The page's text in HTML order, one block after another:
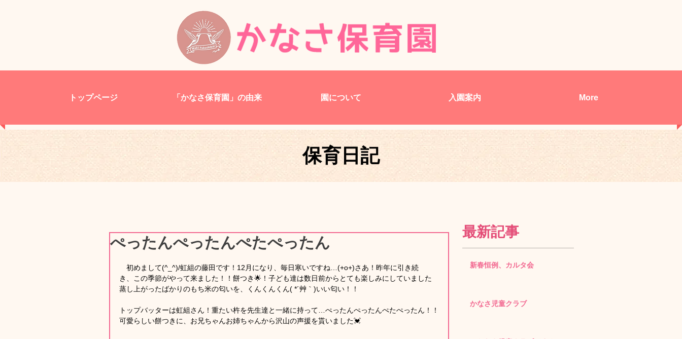
トップページ 「かなさ保育園」の由来 園について 入園案内 More
保育日記
ぺったんぺったんぺたぺったん
初めまして(^_^)/虹組の藤田です！12月になり、毎日寒いですね…(+o+)さあ！昨年に引き続
き、この季節がやって来ました！！餅つき🌟！子ども達は数日前からとても楽しみにしていました
蒸し上がったばかりのもち米の匂いを、くんくんくん( *´艸｀)いい匂い！！
トップバッターは虹組さん！重たい杵を先生達と一緒に持って…ぺったんぺったんぺたぺったん！！
可愛らしい餅つきに、お兄ちゃんお姉ちゃんから沢山の声援を貰いました💓
最新記事
新春恒例、カルタ会
かなさ児童クラブ